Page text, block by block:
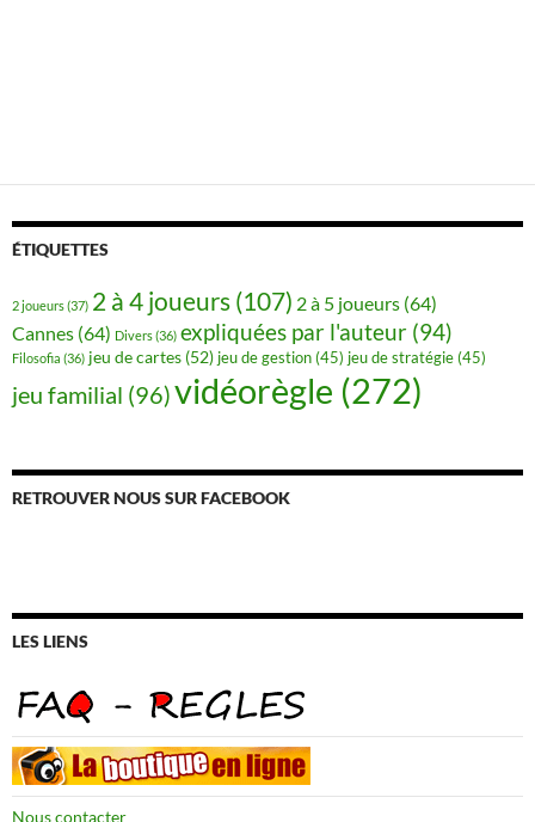
ÉTIQUETTES
2 joueurs(37) 2 à 4 joueurs (107) 2 à 5 joueurs (64)
Cannes (64) Divers(36) expliquées par l'auteur (94)
Filosofia (36) jeu de cartes (52) jeu de gestion (45) jeu de stratégie (45)
jeu familial (96)vidéorègle (272)
RETROUVER NOUS SUR FACEBOOK
LES LIENS
Nous contacter